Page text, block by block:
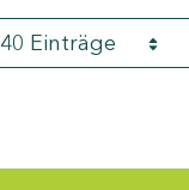
40 Einträge